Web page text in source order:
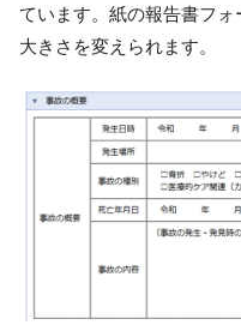
ています。紙の報告書フ
大きさを変えられます。